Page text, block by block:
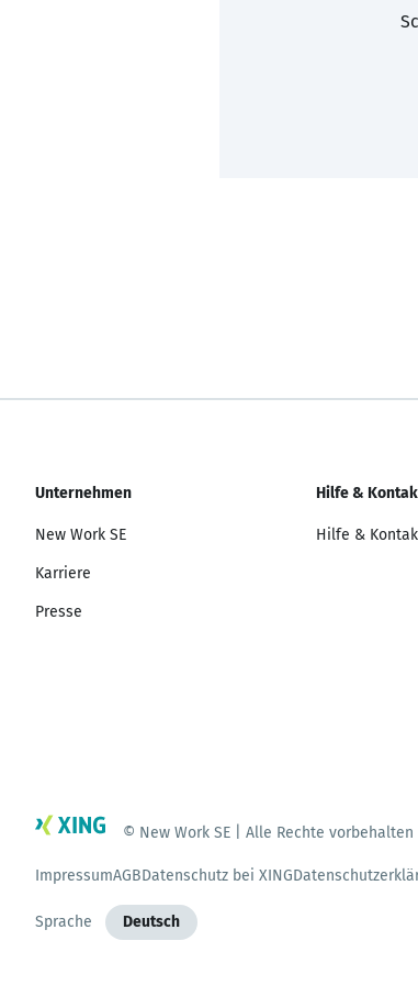
Unternehmen
New Work SE
Karriere
Presse
Hilfe &
Hilfe &
© New Work SE | Alle Rechte vorbehalten
ImpressumAGBDatenschutz bei XING
Sprache Deutsch